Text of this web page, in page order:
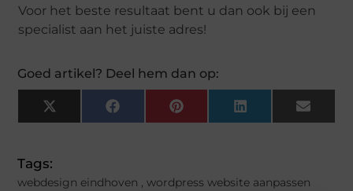
Voor het beste resultaat bent u dan ook bij een
specialist aan het juiste adres!
Goed artikel? Deel hem dan op:
X
(Twitter)
FacebookPinterestLinkedInEmail
Tags:
webdesign eindhoven ,wordpress website aanpassen